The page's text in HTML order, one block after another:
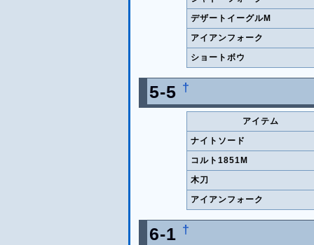
デザートイーグルM
アイアンフォーク
ショートボウ
5-5 †
アイテム
ナイトソード
コルト1851M
木刀
アイアンフォーク
6-1 †